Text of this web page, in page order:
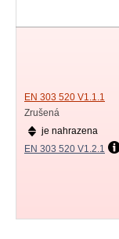
EN 303 520 V1.1.1
Zrušená
je nahrazena
EN 303 520 V1.2.1